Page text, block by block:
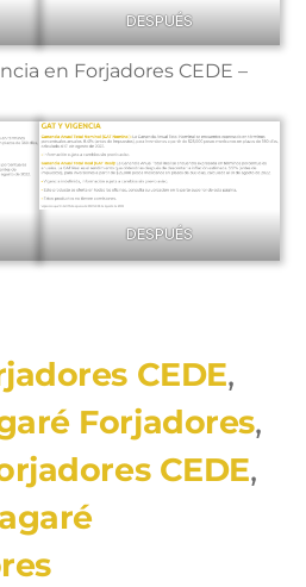
DESPUÉS
en Forjadores CEDE –
DESPUÉS
CEDE,
Forjadores,
CEDE,